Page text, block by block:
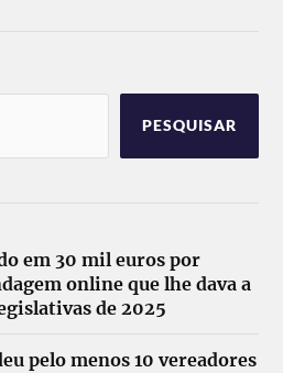
PESQUISAR
em 30 mil euros por
online que lhe dava a
de 2025
pelo menos 10 vereadores